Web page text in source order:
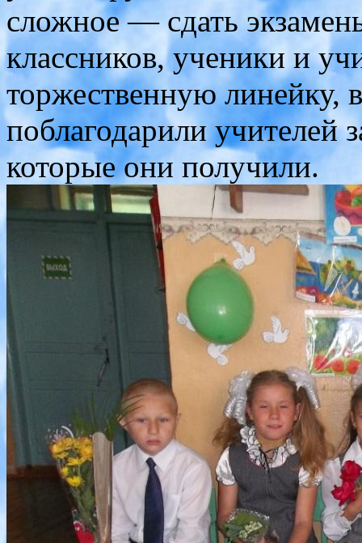
сложное — сдать
классников, ученики и
торжественную линейку,
поблагодарили учителей
которые они получили.